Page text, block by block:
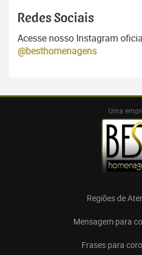
Redes Sociais
Acesse nosso Instagram
@besthomenagens
Uma
Regiões de
Mensagem para
Frases para